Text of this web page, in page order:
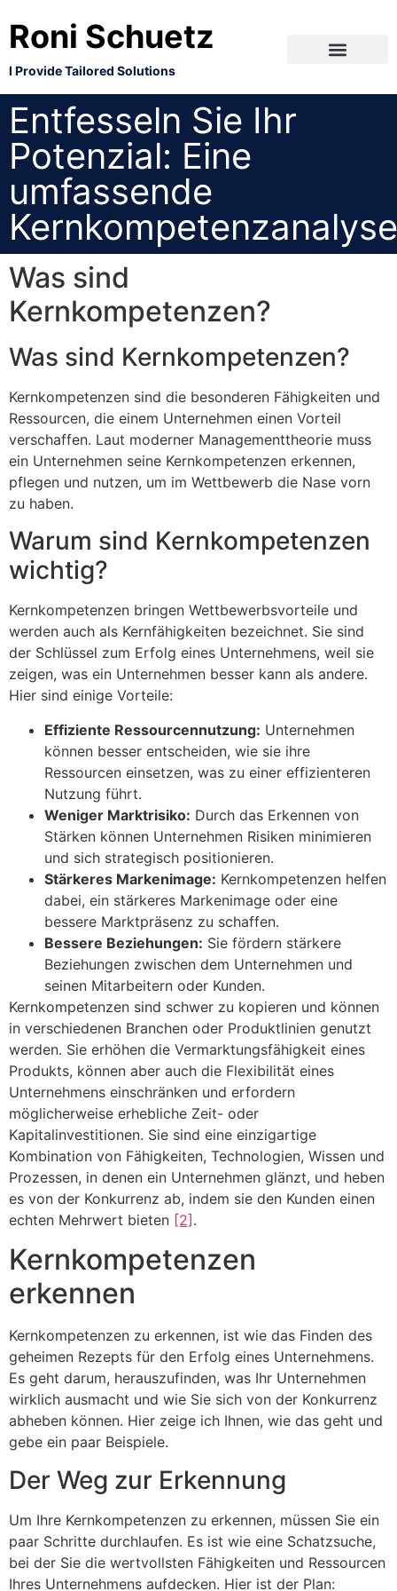
Roni Schuetz
I Provide Tailored Solutions
Entfesseln Sie Ihr
Potenzial: Eine
umfassende
Kernkompetenzanalyse
Was sind
Kernkompetenzen?
Was sind Kernkompetenzen?
Kernkompetenzen sind die besonderen Fähigkeiten und
Ressourcen, die einem Unternehmen einen Vorteil
verschaffen. Laut moderner Managementtheorie muss
ein Unternehmen seine Kernkompetenzen erkennen,
pflegen und nutzen, um im Wettbewerb die Nase vorn
zu haben.
Warum sind Kernkompetenzen
wichtig?
Kernkompetenzen bringen Wettbewerbsvorteile und
werden auch als Kernfähigkeiten bezeichnet. Sie sind
der Schlüssel zum Erfolg eines Unternehmens, weil sie
zeigen, was ein Unternehmen besser kann als andere.
Hier sind einige Vorteile:
Effiziente Ressourcennutzung: Unternehmen
können besser entscheiden, wie sie ihre
Ressourcen einsetzen, was zu einer effizienteren
Nutzung führt.
Weniger Marktrisiko: Durch das Erkennen von
Stärken können Unternehmen Risiken minimieren
und sich strategisch positionieren.
Stärkeres Markenimage: Kernkompetenzen helfen
dabei, ein stärkeres Markenimage oder eine
bessere Marktpräsenz zu schaffen.
Bessere Beziehungen: Sie fördern stärkere
Beziehungen zwischen dem Unternehmen und
seinen Mitarbeitern oder Kunden.
Kernkompetenzen sind schwer zu kopieren und können
in verschiedenen Branchen oder Produktlinien genutzt
werden. Sie erhöhen die Vermarktungsfähigkeit eines
Produkts, können aber auch die Flexibilität eines
Unternehmens einschränken und erfordern
möglicherweise erhebliche Zeit- oder
Kapitalinvestitionen. Sie sind eine einzigartige
Kombination von Fähigkeiten, Technologien, Wissen und
Prozessen, in denen ein Unternehmen glänzt, und heben
es von der Konkurrenz ab, indem sie den Kunden einen
echten Mehrwert bieten [2].
Kernkompetenzen
erkennen
Kernkompetenzen zu erkennen, ist wie das Finden des
geheimen Rezepts für den Erfolg eines Unternehmens.
Es geht darum, herauszufinden, was Ihr Unternehmen
wirklich ausmacht und wie Sie sich von der Konkurrenz
abheben können. Hier zeige ich Ihnen, wie das geht und
gebe ein paar Beispiele.
Der Weg zur Erkennung
Um Ihre Kernkompetenzen zu erkennen, müssen Sie ein
paar Schritte durchlaufen. Es ist wie eine Schatzsuche,
bei der Sie die wertvollsten Fähigkeiten und Ressourcen
Ihres Unternehmens aufdecken. Hier ist der Plan: